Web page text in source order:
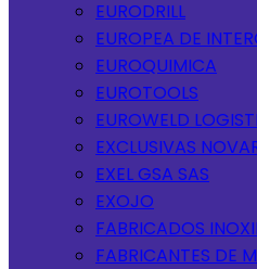
EURODRILL
EUROPEA DE
EUROQUIMICA
EUROTOOLS
EUROWELD
EXCLUSIVAS
EXEL GSA SAS
EXOJO
FABRICADOS
FABRICANTES DE